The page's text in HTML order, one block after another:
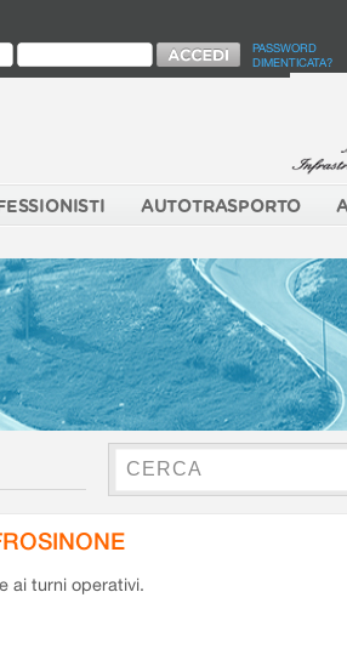
PASSWORD
DIMENTICATA?
AUTOTRASPORTO
ai turni operativi.